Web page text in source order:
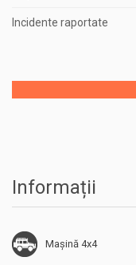
Incidente raportate
Informații
Mașină 4x4